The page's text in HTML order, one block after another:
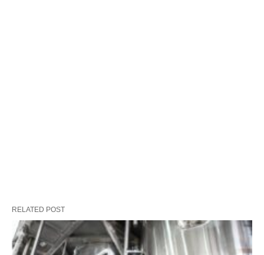
RELATED POST